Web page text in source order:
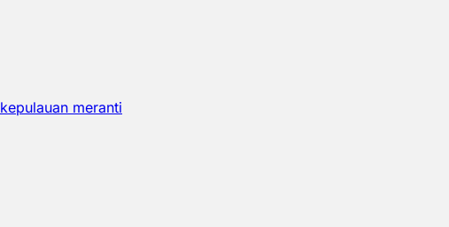
kepulauan meranti